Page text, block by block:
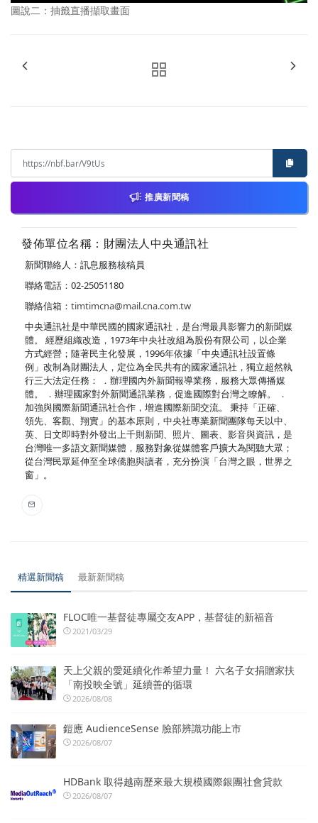
圖說二：抽籤直播擷取畫面
推廣新聞稿
發佈單位名稱：財團法人中央通訊社
新聞聯絡人：訊息服務核稿員
聯絡電話：02-25051180
聯絡信箱： timtimcna@mail.cna.com.tw
中央通訊社是中華民國的國家通訊社，是台灣最具影響力的新聞媒
體。 經歷組織改造，1973年中央社改組為股份有限公司，以企業
方式經營；隨著民主化發展，1996年依據「中央通訊社設置條
例」改制為財團法人，定位為全民共有的國家通訊社，獨立超然執
行三大法定任務： ．辦理國內外新聞報導業務，服務大眾傳播媒
體。 ．辦理國家對外新聞通訊業務，促進國際對台灣之瞭解。 ．
加強與國際新聞通訊社合作，增進國際新聞交流。 秉持「正確、
領先、客觀、翔實」的基本原則，中央社專業新聞團隊每天以中、
英、日文即時對外發出上千則新聞、照片、圖表、影音與資訊，是
台灣唯一多語文新聞媒體，服務對象從媒體客戶擴大為閱聽大眾；
從台灣民眾延伸至全球僑胞與讀者，充分扮演「台灣之眼，世界之
窗」。
精選新聞稿 最新新聞稿
FLOC唯一基督徒專屬交友APP，基督徒的新福音
2021/03/29
天上父親的愛延續化作希望力量！ 六名子女捐贈家扶
「南投映全號」延續善的循環
2026/08/08
鎧應 AudienceSense 臉部辨識功能上市
2026/08/07
HDBank 取得越南歷來最大規模國際銀團社會貸款
2026/08/07